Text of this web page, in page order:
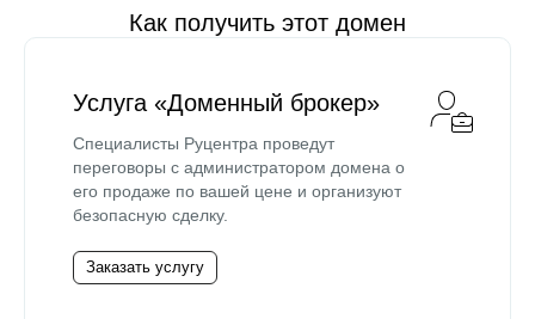
Как получить этот домен
Услуга «Доменный брокер»
Специалисты Руцентра проведут
переговоры с администратором домена о
его продаже по вашей цене и организуют
безопасную сделку.
Заказать услугу